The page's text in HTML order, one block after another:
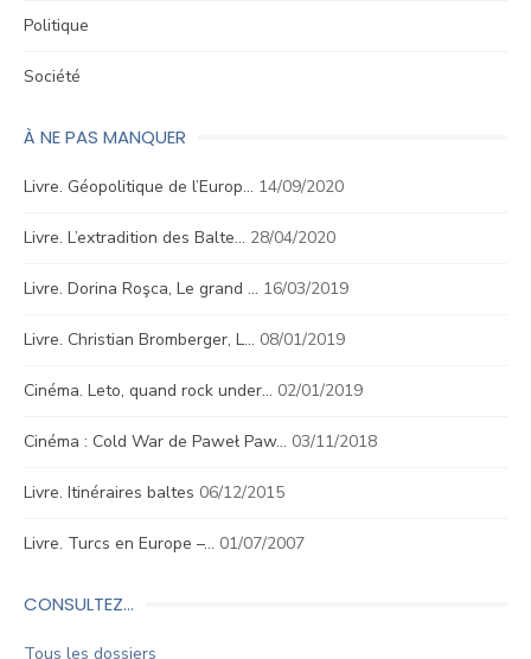
Politique
Société
À NE PAS MANQUER
Livre. Géopolitique de l’Europ… 14/09/2020
Livre. L’extradition des Balte… 28/04/2020
Livre. Dorina Roşca, Le grand … 16/03/2019
Livre. Christian Bromberger, L… 08/01/2019
Cinéma. Leto, quand rock under… 02/01/2019
Cinéma : Cold War de Paweł Paw… 03/11/2018
Livre. Itinéraires baltes 06/12/2015
Livre. Turcs en Europe –… 01/07/2007
CONSULTEZ…
Tous les dossiers